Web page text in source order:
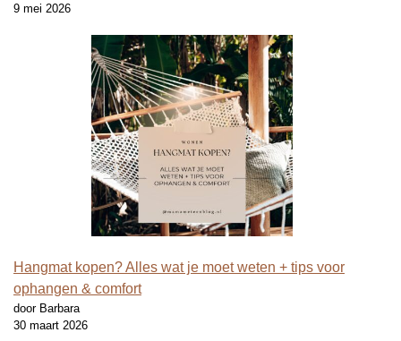
9 mei 2026
Hangmat kopen? Alles wat je moet weten + tips voor
ophangen & comfort
door Barbara
30 maart 2026